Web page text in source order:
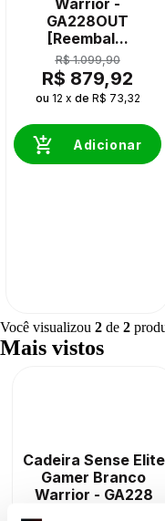
Warrior -
GA228OUT
[Reembal...
R$ 1.099,90
R$ 879,92
ou 12 x de R$ 73,32
Você visualizou 2 de 2
Mais vistos
Cadeira Sense Elite
Gamer Branco
Warrior - GA228